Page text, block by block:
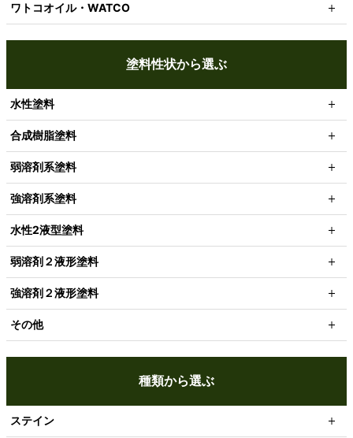
ワトコオイル・WATCO
塗料性状から選ぶ
水性塗料
合成樹脂塗料
弱溶剤系塗料
強溶剤系塗料
水性2液型塗料
弱溶剤２液形塗料
強溶剤２液形塗料
その他
種類から選ぶ
ステイン